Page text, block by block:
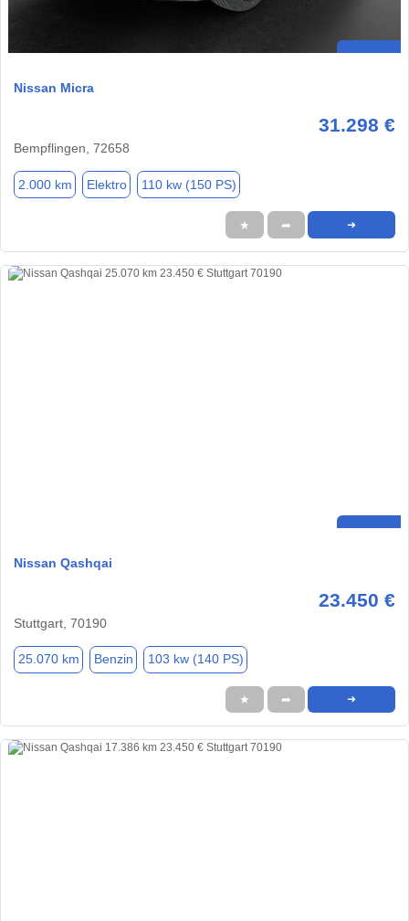
Nissan Micra
31.298 €
Bempflingen, 72658
2.000 km Elektro 110 kw (150 PS)
★ ➦ ➜
Nissan Qashqai
23.450 €
Stuttgart, 70190
25.070 km Benzin 103 kw (140 PS)
★ ➦ ➜